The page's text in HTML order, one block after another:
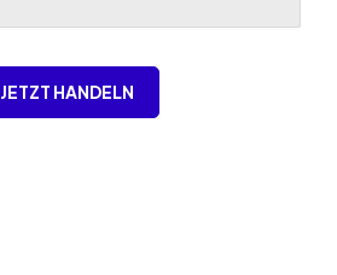
JETZT HANDELN